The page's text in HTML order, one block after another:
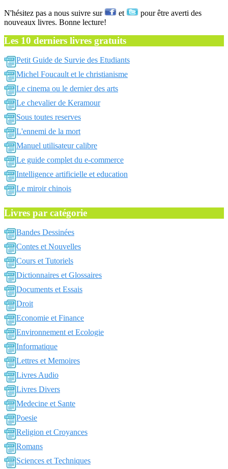
N'hésitez pas a nous suivre sur et
pour être averti des
nouveaux livres. Bonne lecture!
Les 10 derniers livres gratuits
Petit Guide de Survie des Etudiants
Michel Foucault et le christianisme
Le cinema ou le dernier des arts
Le chevalier de Keramour
Sous toutes reserves
L'ennemi de la mort
Manuel utilisateur calibre
Le guide complet du e-commerce
Intelligence artificielle et education
Le miroir chinois
Livres par catégorie
Bandes Dessinées
Contes et Nouvelles
Cours et Tutoriels
Dictionnaires et Glossaires
Documents et Essais
Droit
Economie et Finance
Environnement et Ecologie
Informatique
Lettres et Memoires
Livres Audio
Livres Divers
Medecine et Sante
Poesie
Religion et Croyances
Romans
Sciences et Techniques